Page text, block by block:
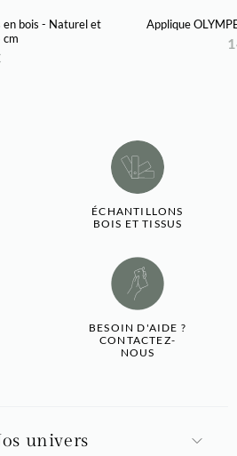
en bois - Naturel et
cm
Applique
ÉCHANTILLONS
BOIS ET TISSUS
BESOIN D'AIDE ?
CONTACTEZ-
NOUS
univers